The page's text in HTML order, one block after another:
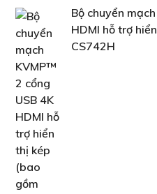
Bộ chuyển
HDMI hỗ trợ
CS742H